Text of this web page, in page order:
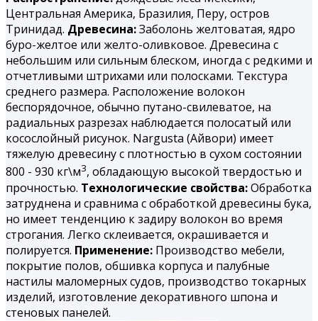
Центральная Америка, Бразилия, Перу, остров
Тринидад. Древесина:Заболонь желтоватая, ядро
буро-желтое или желто-оливковое. Древесина с
небольшим или сильным блеском, иногда с редкими и
отчетливыми штрихами или полосками. Текстура
среднего размера. Расположение волокон
беспорядочное, обычно путано-свилеватое, на
радиальных разрезах наблюдается полосатый или
косослойный рисунок. Nargusta (Айвори) имеет
тяжелую древесину с плотностью в сухом состоянии
800 - 930 кг\м3, обладающую высокой твердостью и
прочностью. Технологические свойства:Обработка
затруднена и сравнима с обработкой древесины бука,
но имеет тенденцию к задиру волокон во время
строгания. Легко склеивается, окрашивается и
полируется. Применение: Производство мебели,
покрытие полов, обшивка корпуса и палубные
настилы маломерных судов, производство токарных
изделий, изготовление декоративного шпона и
стеновых панелей.